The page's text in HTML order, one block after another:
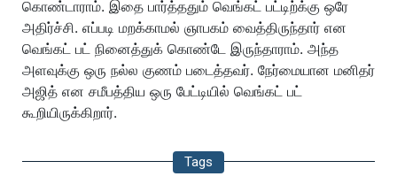
கொண்டாராம். இதை பார்த்ததும் வெங்கட் பட்டிற்க்கு ஒரே
அதிர்ச்சி. எப்படி மறக்காமல் ஞாபகம் வைத்திருந்தார் என
வெங்கட் பட் நினைத்துக் கொண்டே இருந்தாராம். அந்த
அளவுக்கு ஒரு நல்ல குணம் படைத்தவர். நேர்மையான மனிதர்
அஜித் என சமீபத்திய ஒரு பேட்டியில் வெங்கட் பட்
கூறியிருக்கிறார்.
Tags